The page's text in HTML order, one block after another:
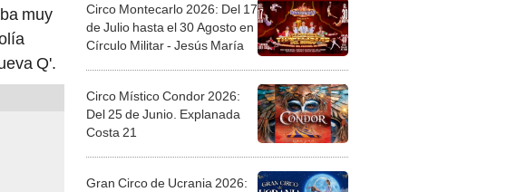
muy
Q'.
Circo Montecarlo 2026: Del 17
de Julio hasta el 30 Agosto en
Círculo Militar - Jesús María
Circo Místico Condor 2026:
Del 25 de Junio. Explanada
Costa 21
Gran Circo de Ucrania 2026: